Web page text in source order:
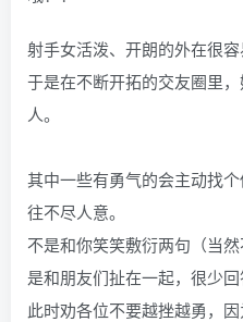
射手女活泼、开朗的外在很容
于是在不断开拓的交友圈里
人。
其中一些有勇气的会主动找
往不尽人意。
不是和你笑笑敷衍两句（当
是和朋友们扯在一起，很少回
此时劝各位不要越挫越勇，